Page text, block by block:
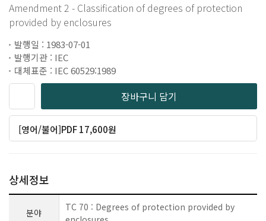
Amendment 2 - Classification of degrees of protection
provided by enclosures
발행일 : 1983-07-01
발행기관 : IEC
대체표준 : IEC 60529:1989
장바구니 담기
[영어/불어]PDF 17,600원
상세정보
분야
TC 70 : Degrees of protection provided by